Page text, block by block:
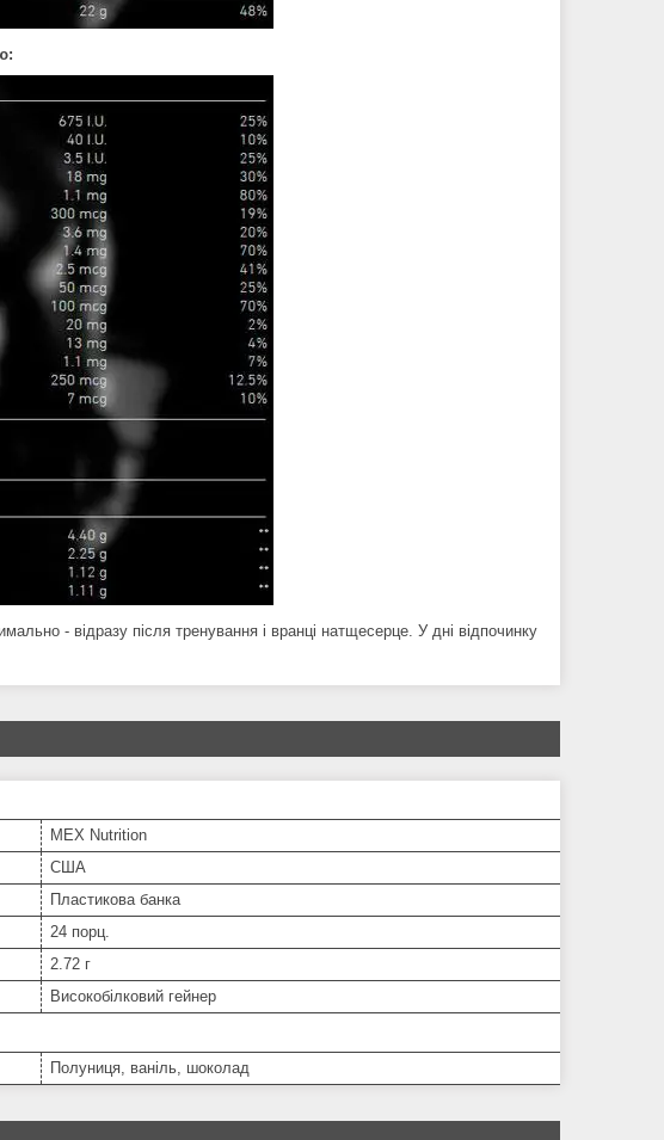
- відразу після тренування і вранці натщесерце. У дні відпочинку
MEX Nutrition
США
Пластикова банка
24 порц.
2.72 г
Високобілковий гейнер
Полуниця, ваніль, шоколад